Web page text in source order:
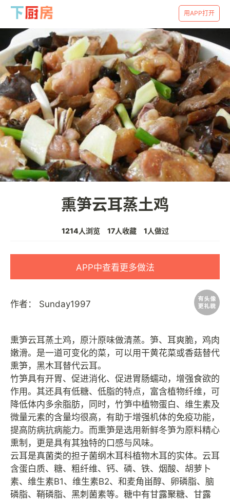
用APP打开
熏笋云耳蒸土鸡
1214人浏览 17人收藏 1人做过
APP中查看更多做法
作者： Sunday1997
熏笋云耳蒸土鸡，原汁原味做清蒸。笋、耳爽脆，鸡肉
嫩滑。是一道可变化的菜，可以用干黄花菜或香菇替代
熏笋，黑木耳替代云耳。
竹笋具有开胃、促进消化、促进胃肠蠕动，增强食欲的
作用。其还具有低糖、低脂的特点，富含植物纤维，可
降低体内多余脂肪，同时，竹笋中植物蛋白、维生素及
微量元素的含量均很高，有助于增强机体的免疫功能，
提高防病抗病能力。而熏笋是选用新鲜冬笋为原料精心
熏制，更是具有其独特的口感与风味。
云耳是真菌类的担子菌纲木耳科植物木耳的实体。云耳
含蛋白质、糖、粗纤维、钙、磷、铁、烟酸、胡萝卜
素、维生素B1、维生素B2、和麦角畄醇、卵磷脂、脑
磷脂、鞘磷脂、黑刺菌素等。糖中有甘露聚糖、甘露